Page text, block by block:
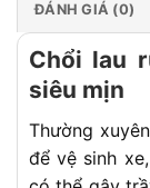
ĐÁNH GIÁ (0)
Chổi lau
siêu mịn
Thường
để vệ sinh